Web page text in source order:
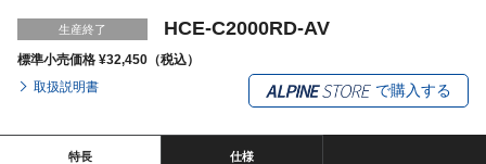
生産終了 HCE-C2000RD-AV
標準小売価格 ¥32,450（税込）
取扱説明書
で購入する
特長 仕様